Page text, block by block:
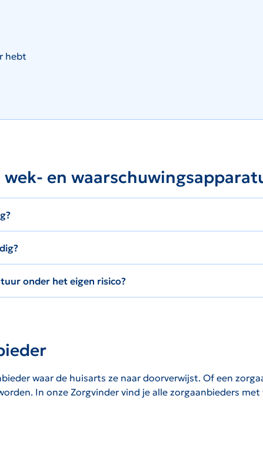
hebt
en
onder het eigen risico?
waar de huisarts ze naar doorverwijst. Of een
In onze Zorgvinder vind je alle zorgaanbieders